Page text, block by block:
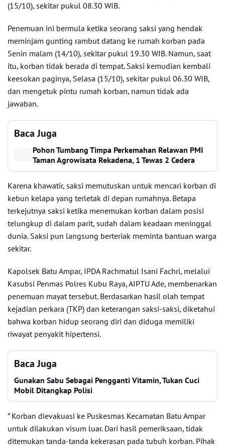
(15/10), sekitar pukul 08.30 WIB.
Penemuan ini bermula ketika seorang saksi yang hendak
meminjam gunting rambut datang ke rumah korban pada
Senin malam (14/10), sekitar pukul 19.30 WIB. Namun, saat
itu, korban tidak berada di tempat. Saksi kemudian kembali
keesokan paginya, Selasa (15/10), sekitar pukul 06.30 WIB,
dan mengetuk pintu rumah korban, namun tidak ada
jawaban.
Baca Juga
Pohon Tumbang Timpa Perkemahan Relawan PMI
Taman Agrowisata Rekadena, 1 Tewas 2 Cedera
Karena khawatir, saksi memutuskan untuk mencari korban di
kebun kelapa yang terletak di depan rumahnya. Betapa
terkejutnya saksi ketika menemukan korban dalam posisi
telungkup di dalam parit, sudah dalam keadaan meninggal
dunia. Saksi pun langsung berteriak meminta bantuan warga
sekitar.
Kapolsek Batu Ampar, IPDA Rachmatul Isani Fachri, melalui
Kasubsi Penmas Polres Kubu Raya, AIPTU Ade, membenarkan
penemuan mayat tersebut. Berdasarkan hasil olah tempat
kejadian perkara (TKP) dan keterangan saksi-saksi, diketahui
bahwa korban hidup seorang diri dan diduga memiliki
riwayat penyakit hipertensi.
Baca Juga
Gunakan Sabu Sebagai Pengganti Vitamin, Tukan Cuci
Mobil Ditangkap Polisi
” Korban dievakuasi ke Puskesmas Kecamatan Batu Ampar
untuk dilakukan visum luar. Dari hasil pemeriksaan, tidak
ditemukan tanda-tanda kekerasan pada tubuh korban. Pihak